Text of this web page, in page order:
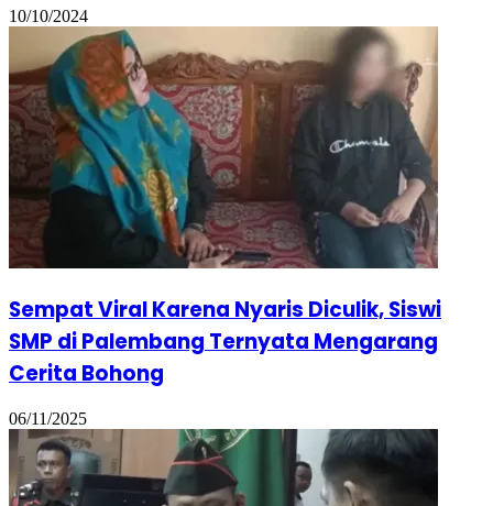
10/10/2024
Sempat Viral Karena Nyaris Diculik, Siswi
SMP di Palembang Ternyata Mengarang
Cerita Bohong
06/11/2025